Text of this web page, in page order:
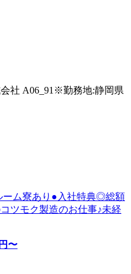
社 A06_91※勤務地:静岡県
ーム寮あり●入社特典◎総額
ツモク製造のお仕事♪未経
円〜